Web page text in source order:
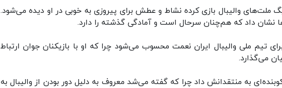
ملت‌های والیبال بازی کرده نشاط و عطش برای پیروزی به خوبی در او دیده می‌شود.
نشان داد که هم‌چنان سرحال است و آمادگی گذشته را دارد.
تیم ملی والیبال ایران نعمت محسوب می‌شود چرا که او با بازیکنان جوان ارتباط
می‌گذارد.
به منتقدانش داد چرا که گفته می‌شد معروف به دلیل دور بودن از والیبال به